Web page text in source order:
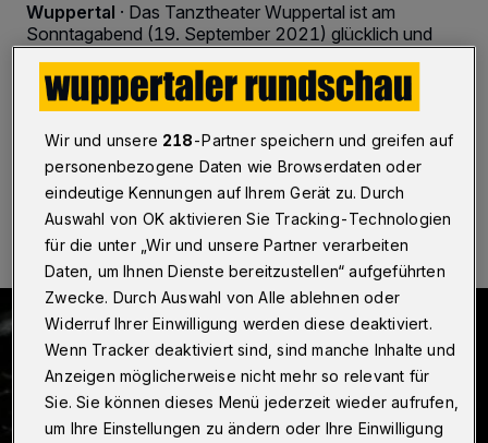
Wuppertal · Das Tanztheater Wuppertal ist am
Sonntagabend (19. September 2021) glücklich und
Frankreich und der Russischen Föderation aus St.
Petersburg zurückgekehrt.
21.09.2021 , 09:00 Uhr Eine Minute Lesezeit
Wir und unsere 218-Partner speichern und greifen auf
personenbezogene Daten wie Browserdaten oder
eindeutige Kennungen auf Ihrem Gerät zu. Durch
Auswahl von OK aktivieren Sie Tracking-Technologien
für die unter „Wir und unsere Partner verarbeiten
Daten, um Ihnen Dienste bereitzustellen“ aufgeführten
Zwecke. Durch Auswahl von Alle ablehnen oder
Widerruf Ihrer Einwilligung werden diese deaktiviert.
Wenn Tracker deaktiviert sind, sind manche Inhalte und
Anzeigen möglicherweise nicht mehr so relevant für
Sie. Sie können dieses Menü jederzeit wieder aufrufen,
um Ihre Einstellungen zu ändern oder Ihre Einwilligung